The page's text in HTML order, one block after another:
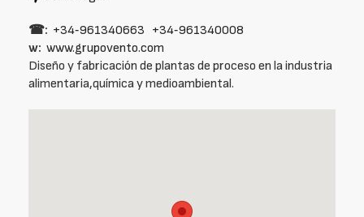
☎: +34‑961340663 +34‑961340008
w: www.grupovento.com
Diseño y fabricación de plantas de proceso en la industria
alimentaria,química y medioambiental.